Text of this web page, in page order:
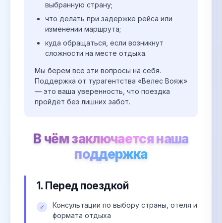
выбранную страну;
что делать при задержке рейса или
изменении маршрута;
куда обращаться, если возникнут
сложности на месте отдыха.
Мы берём все эти вопросы на себя.
Поддержка от турагентства «Велес Вояж»
— это ваша уверенность, что поездка
пройдёт без лишних забот.
В чём заключается наша
поддержка
1. Перед поездкой
✓
Консультации по выбору страны, отеля и
формата отдыха